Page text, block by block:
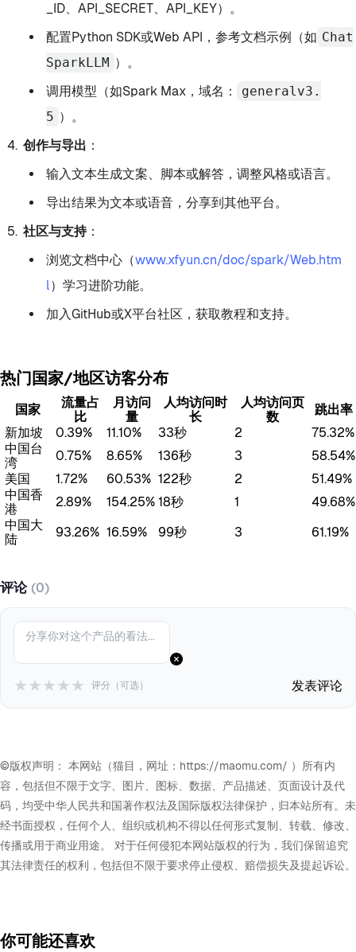
_ID、API_SECRET、API_KEY）。
配置Python SDK或Web API，参考文档示例（如 Chat
SparkLLM ）。
调用模型（如Spark Max，域名：
generalv3.
5 ）。
创作与导出 ：
输入文本生成文案、脚本或解答，调整风格或语言。
导出结果为文本或语音，分享到其他平台。
社区与支持：
浏览文档中心（www.xfyun.cn/doc/spark/Web.htm
l）学习进阶功能。
加入GitHub或X平台社区，获取教程和支持。
热门国家/地区访客分布
国家
流量占
比
月访问
量
人均访问时
长
人均访问页
数
跳出率
新加坡
0.39% 11.10% 33秒 2
75.32%
中国台
湾
0.75% 8.65% 136秒 3
58.54%
美国
1.72% 60.53% 122秒 2
51.49%
中国香
港
2.89% 154.25% 18秒 1
49.68%
中国大
陆
93.26% 16.59% 99秒 3 61.19%
评论(0)
★★★★★ 评分（可选） 发表评论
©版权声明： 本网站（猫目，网址：https://maomu.com/ ）所有内
容，包括但不限于文字、图片、图标、数据、产品描述、页面设计及代
码，均受中华人民共和国著作权法及国际版权法律保护，归本站所有。未
经书面授权，任何个人、组织或机构不得以任何形式复制、转载、修改、
传播或用于商业用途。 对于任何侵犯本网站版权的行为，我们保留追究
其法律责任的权利，包括但不限于要求停止侵权、赔偿损失及提起诉讼。
你可能还喜欢